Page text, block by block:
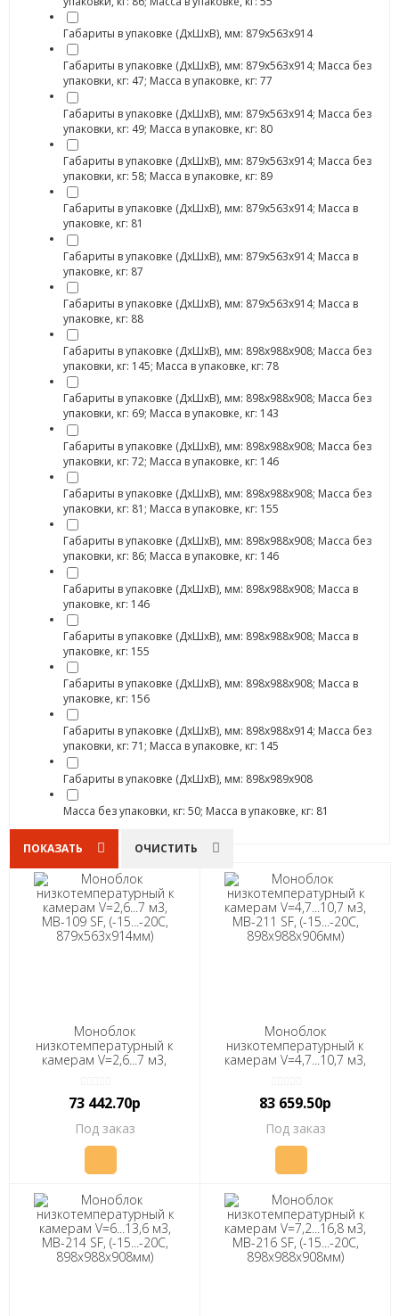
Габариты в упаковке (ДхШхВ), мм: 879х563х914
Габариты в упаковке (ДхШхВ), мм: 879х563х914; Масса без
упаковки, кг: 47; Масса в упаковке, кг: 77
Габариты в упаковке (ДхШхВ), мм: 879х563х914; Масса без
упаковки, кг: 49; Масса в упаковке, кг: 80
Габариты в упаковке (ДхШхВ), мм: 879х563х914; Масса без
упаковки, кг: 58; Масса в упаковке, кг: 89
Габариты в упаковке (ДхШхВ), мм: 879х563х914; Масса в
упаковке, кг: 81
Габариты в упаковке (ДхШхВ), мм: 879х563х914; Масса в
упаковке, кг: 87
Габариты в упаковке (ДхШхВ), мм: 879х563х914; Масса в
упаковке, кг: 88
Габариты в упаковке (ДхШхВ), мм: 898х988х908; Масса без
упаковки, кг: 145; Масса в упаковке, кг: 78
Габариты в упаковке (ДхШхВ), мм: 898х988х908; Масса без
упаковки, кг: 69; Масса в упаковке, кг: 143
Габариты в упаковке (ДхШхВ), мм: 898х988х908; Масса без
упаковки, кг: 72; Масса в упаковке, кг: 146
Габариты в упаковке (ДхШхВ), мм: 898х988х908; Масса без
упаковки, кг: 81; Масса в упаковке, кг: 155
Габариты в упаковке (ДхШхВ), мм: 898х988х908; Масса без
упаковки, кг: 86; Масса в упаковке, кг: 146
Габариты в упаковке (ДхШхВ), мм: 898х988х908; Масса в
упаковке, кг: 146
Габариты в упаковке (ДхШхВ), мм: 898х988х908; Масса в
упаковке, кг: 155
Габариты в упаковке (ДхШхВ), мм: 898х988х908; Масса в
упаковке, кг: 156
Габариты в упаковке (ДхШхВ), мм: 898х988х914; Масса без
упаковки, кг: 71; Масса в упаковке, кг: 145
Габариты в упаковке (ДхШхВ), мм: 898х989х908
Масса без упаковки, кг: 50; Масса в упаковке, кг: 81
ПОКАЗАТЬ ОЧИСТИТЬ
Моноблок
низкотемпературный к
камерам V=2,6...7 м3,
73 442.70р
Под заказ
Моноблок
низкотемпературный к
камерам V=4,7...10,7 м3,
83 659.50р
Под заказ